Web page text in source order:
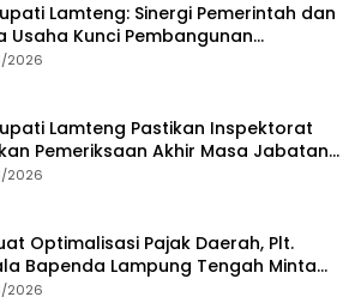
Lamteng: Sinergi Pemerintah dan
Usaha Kunci Pembangunan
2026
Lamteng Pastikan Inspektorat
Pemeriksaan Akhir Masa Jabatan
Kampung
2026
Optimalisasi Pajak Daerah, Plt.
Bapenda Lampung Tengah Minta
Pengelola Tingkatkan Inovasi dan
2026